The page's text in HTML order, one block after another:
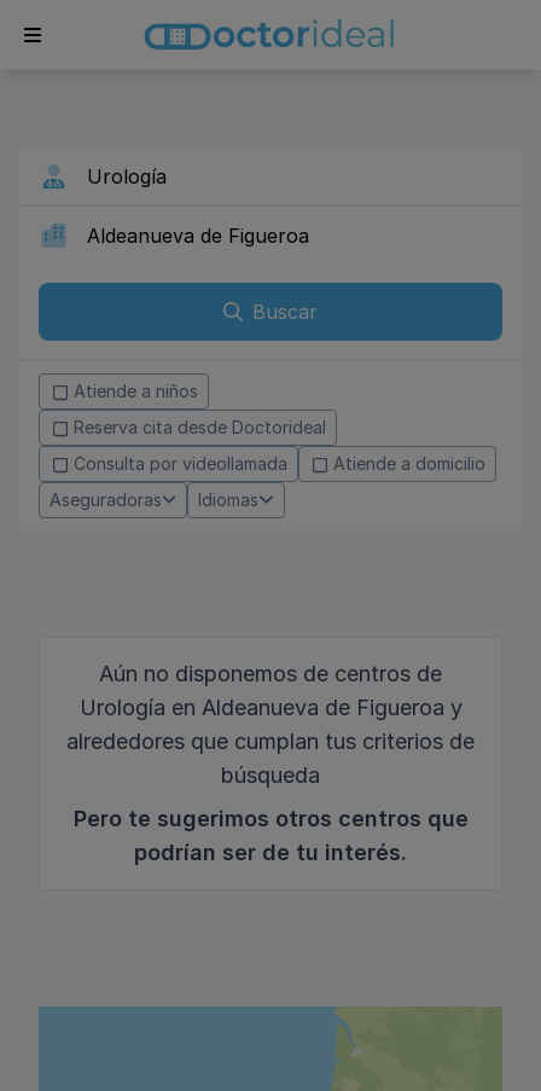
Buscar
Atiende a niños
Reserva cita desde Doctorideal
Consulta por videollamada
Atiende a domicilio
Aseguradoras
Idiomas
Aún no disponemos de centros de
Urología en Aldeanueva de Figueroa y
alrededores que cumplan tus criterios de
búsqueda
Pero te sugerimos otros centros que
podrían ser de tu interés.